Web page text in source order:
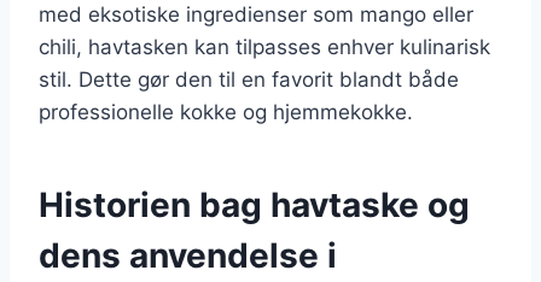
med eksotiske ingredienser som mango eller
chili, havtasken kan tilpasses enhver kulinarisk
stil. Dette gør den til en favorit blandt både
professionelle kokke og hjemmekokke.
Historien bag havtaske og
dens anvendelse i